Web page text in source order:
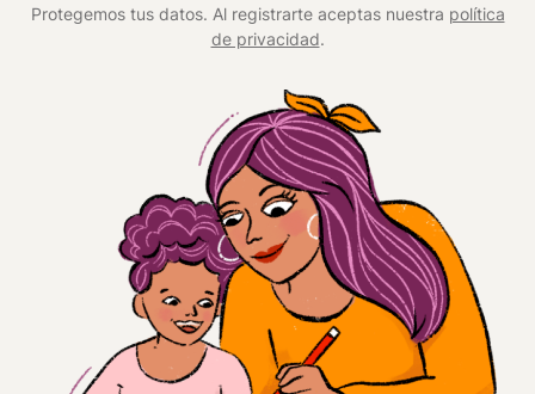
Protegemos tus datos. Al registrarte aceptas nuestra política
de privacidad.